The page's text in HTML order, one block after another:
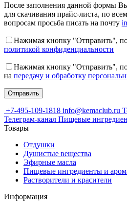
После заполнения данной формы
для скачивания прайс-листа, по
вопросам просьба писать на почту
Нажимая кнопку "Отправить",
политикой конфиденциальности
Нажимая кнопку "Отправить",
на передачу и обработку
+7-495-109-1818 info@kemaclub.ru
Телеграм-канал Пищевые
Товары
Отдушки
Душистые вещества
Эфирные масла
Пищевые ингредиенты и
Растворители и красители
Информация